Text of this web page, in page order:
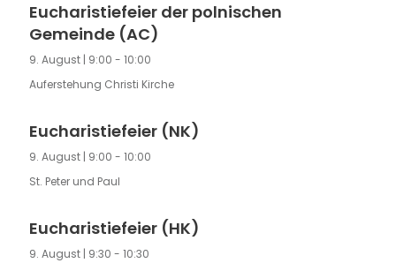
Eucharistiefeier der polnischen
Gemeinde (AC)
9. August | 9:00 - 10:00
Auferstehung Christi Kirche
Eucharistiefeier (NK)
9. August | 9:00 - 10:00
St. Peter und Paul
Eucharistiefeier (HK)
9. August | 9:30 - 10:30